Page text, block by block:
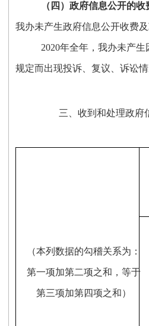
（四）政府信息公开的收
我办未产生政府信息公开收费及
2020年全年，我办未产
规定而出现投诉、复议、诉讼情
三、收到和处理政府
（本列数据的勾稽关系为：
第一项加第二项之和，等于
第三项加第四项之和）